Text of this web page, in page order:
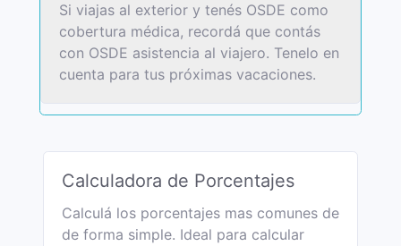
Si viajas al exterior y tenés OSDE como
cobertura médica, recordá que contás
con OSDE asistencia al viajero. Tenelo en
cuenta para tus próximas vacaciones.
Calculadora de Porcentajes
Calculá los porcentajes mas comunes de
de forma simple. Ideal para calcular